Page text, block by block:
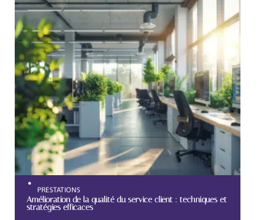
PRESTATIONS
Amélioration de la qualité du service client : techniques et
stratégies efficaces